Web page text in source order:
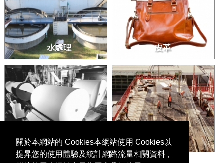
關於本網站的 Cookies本網站使用 Cookies以
提昇您的使用體驗及統計網路流量相關資料，
水處理 皮革
造紙 土木建築